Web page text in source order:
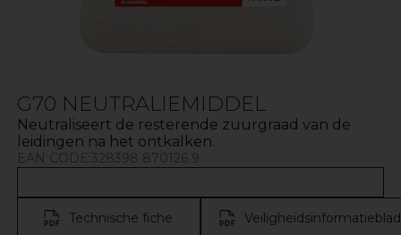
G70 NEUTRALIEMIDDEL
Neutraliseert de resterende zuurgraad van de
leidingen na het ontkalken.
EAN CODE:328398 870126 9
Technische fiche Veiligheidsinformatieblad